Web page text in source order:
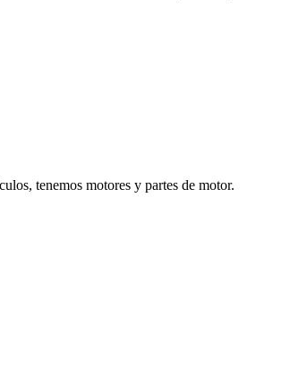
tenemos motores y partes de motor.